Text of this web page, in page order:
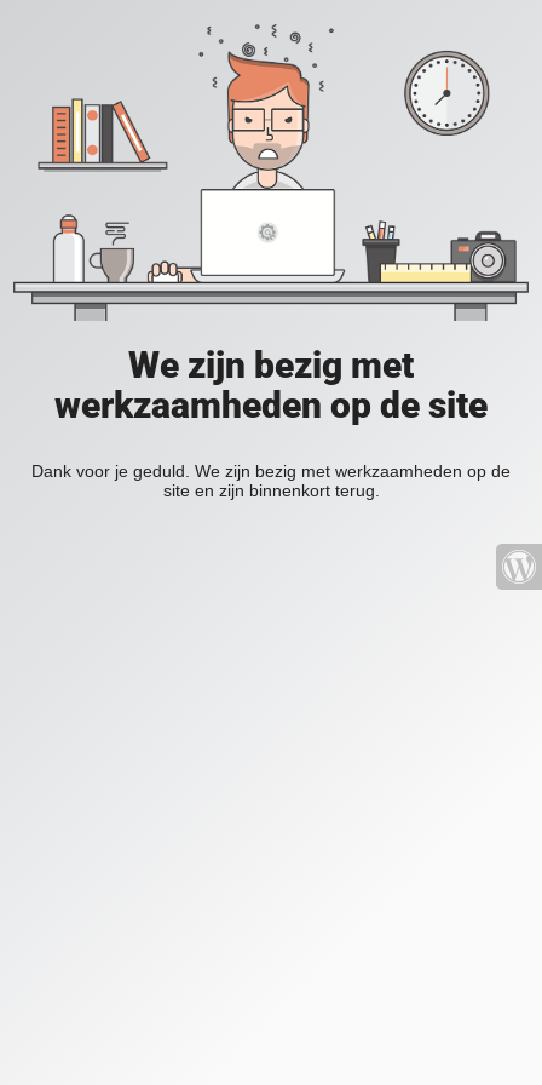
We zijn bezig met
werkzaamheden op de site
Dank voor je geduld. We zijn bezig met werkzaamheden op de
site en zijn binnenkort terug.